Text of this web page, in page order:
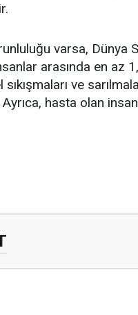
varsa, Dünya
arasında en az
sıkışmaları ve
hasta olan